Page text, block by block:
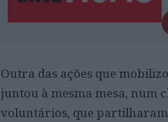
Outra das ações que
juntou à mesma mesa, num
voluntários, que